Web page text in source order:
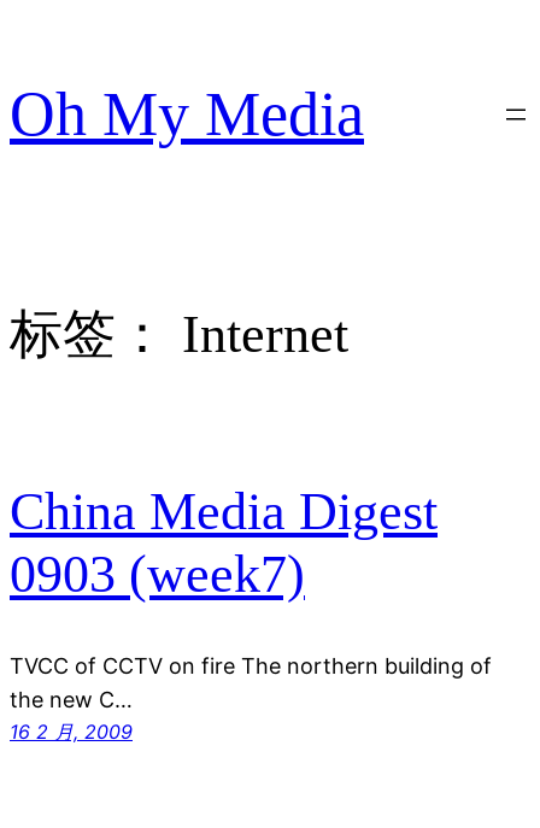
内
容
Oh My Media
标签： Internet
China Media Digest
0903 (week7)
TVCC of CCTV on fire The northern building of
the new C…
16 2 月, 2009